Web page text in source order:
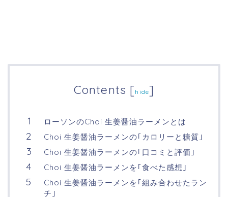
Contents [hide]
ローソンのChoi 生姜醤油ラーメンとは
Choi 生姜醤油ラーメンの｢カロリーと糖質｣
Choi 生姜醤油ラーメンの｢口コミと評価｣
Choi 生姜醤油ラーメンを｢食べた感想｣
Choi 生姜醤油ラーメンを｢組み合わせたラン
チ｣